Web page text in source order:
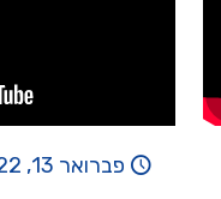
פברואר 13, 2022